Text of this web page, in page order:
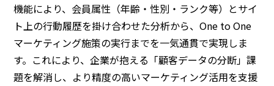
機能により、会員属性（年齢・性別・ランク等）とサイ
ト上の行動履歴を掛け合わせた分析から、One to One
マーケティング施策の実行までを一気通貫で実現しま
す。これにより、企業が抱える「顧客データの分断」課
題を解消し、より精度の高いマーケティング活用を支援